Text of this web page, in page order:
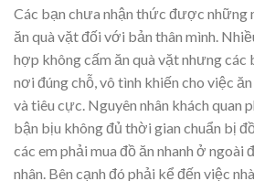
Các bạn chưa nhận thức được những
ăn quà vặt đối với bản thân mình.
hợp không cấm ăn quà vặt nhưng các
nơi đúng chỗ, vô tình khiến cho việc
và tiêu cực. Nguyên nhân khách quan
bận bịu không đủ thời gian chuẩn bị
các em phải mua đồ ăn nhanh ở ngoài
nhân. Bên cạnh đó phải kể đến việc